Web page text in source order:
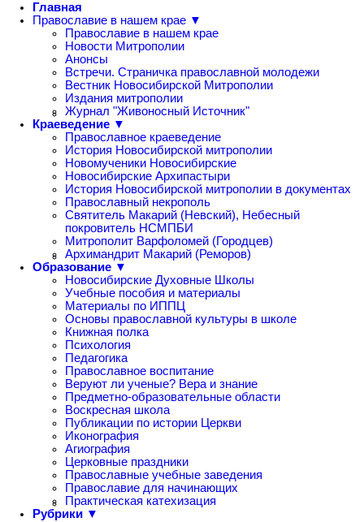
Главная
Православие в нашем крае ▼
Православие в нашем крае
Новости Митрополии
Анонсы
Встречи. Страничка православной молодежи
Вестник Новосибирской Митрополии
Издания митрополии
Журнал "Живоносный Источник"
Краеведение ▼
Православное краеведение
История Новосибирской митрополии
Новомученики Новосибирские
Новосибирские Архипастыри
История Новосибирской митрополии в документах
Православный некрополь
Святитель Макарий (Невский), Небесный
покровитель НСМПБИ
Митрополит Варфоломей (Городцев)
Архимандрит Макарий (Реморов)
Образование ▼
Новосибирские Духовные Школы
Учебные пособия и материалы
Материалы по ИППЦ
Основы православной культуры в школе
Книжная полка
Психология
Педагогика
Православное воспитание
Веруют ли ученые? Вера и знание
Предметно-образовательные области
Воскресная школа
Публикации по истории Церкви
Иконография
Агиография
Церковные праздники
Православные учебные заведения
Православие для начинающих
Практическая катехизация
Рубрики ▼